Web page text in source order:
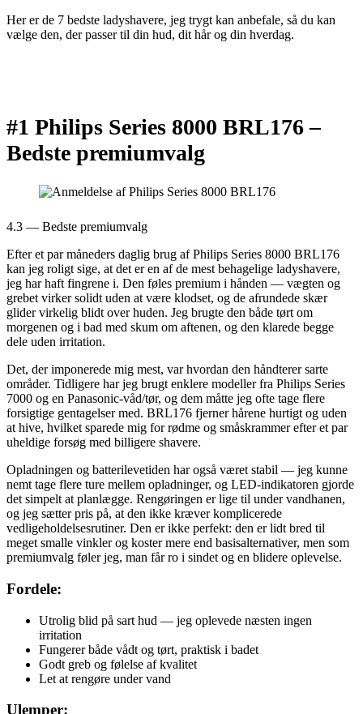
Her er de 7 bedste ladyshavere, jeg trygt kan anbefale, så du kan
vælge den, der passer til din hud, dit hår og din hverdag.
#1 Philips Series 8000 BRL176 –
Bedste premiumvalg
4.3 — Bedste premiumvalg
Efter et par måneders daglig brug af Philips Series 8000 BRL176
kan jeg roligt sige, at det er en af de mest behagelige ladyshavere,
jeg har haft fingrene i. Den føles premium i hånden — vægten og
grebet virker solidt uden at være klodset, og de afrundede skær
glider virkelig blidt over huden. Jeg brugte den både tørt om
morgenen og i bad med skum om aftenen, og den klarede begge
dele uden irritation.
Det, der imponerede mig mest, var hvordan den håndterer sarte
områder. Tidligere har jeg brugt enklere modeller fra Philips Series
7000 og en Panasonic-våd/tør, og dem måtte jeg ofte tage flere
forsigtige gentagelser med. BRL176 fjerner hårene hurtigt og uden
at hive, hvilket sparede mig for rødme og småskrammer efter et par
uheldige forsøg med billigere shavere.
Opladningen og batterilevetiden har også været stabil — jeg kunne
nemt tage flere ture mellem opladninger, og LED-indikatoren gjorde
det simpelt at planlægge. Rengøringen er lige til under vandhanen,
og jeg sætter pris på, at den ikke kræver komplicerede
vedligeholdelsesrutiner. Den er ikke perfekt: den er lidt bred til
meget smalle vinkler og koster mere end basisalternativer, men som
premiumvalg føler jeg, man får ro i sindet og en blidere oplevelse.
Fordele:
Utrolig blid på sart hud — jeg oplevede næsten ingen
irritation
Fungerer både vådt og tørt, praktisk i badet
Godt greb og følelse af kvalitet
Let at rengøre under vand
Ulemper: